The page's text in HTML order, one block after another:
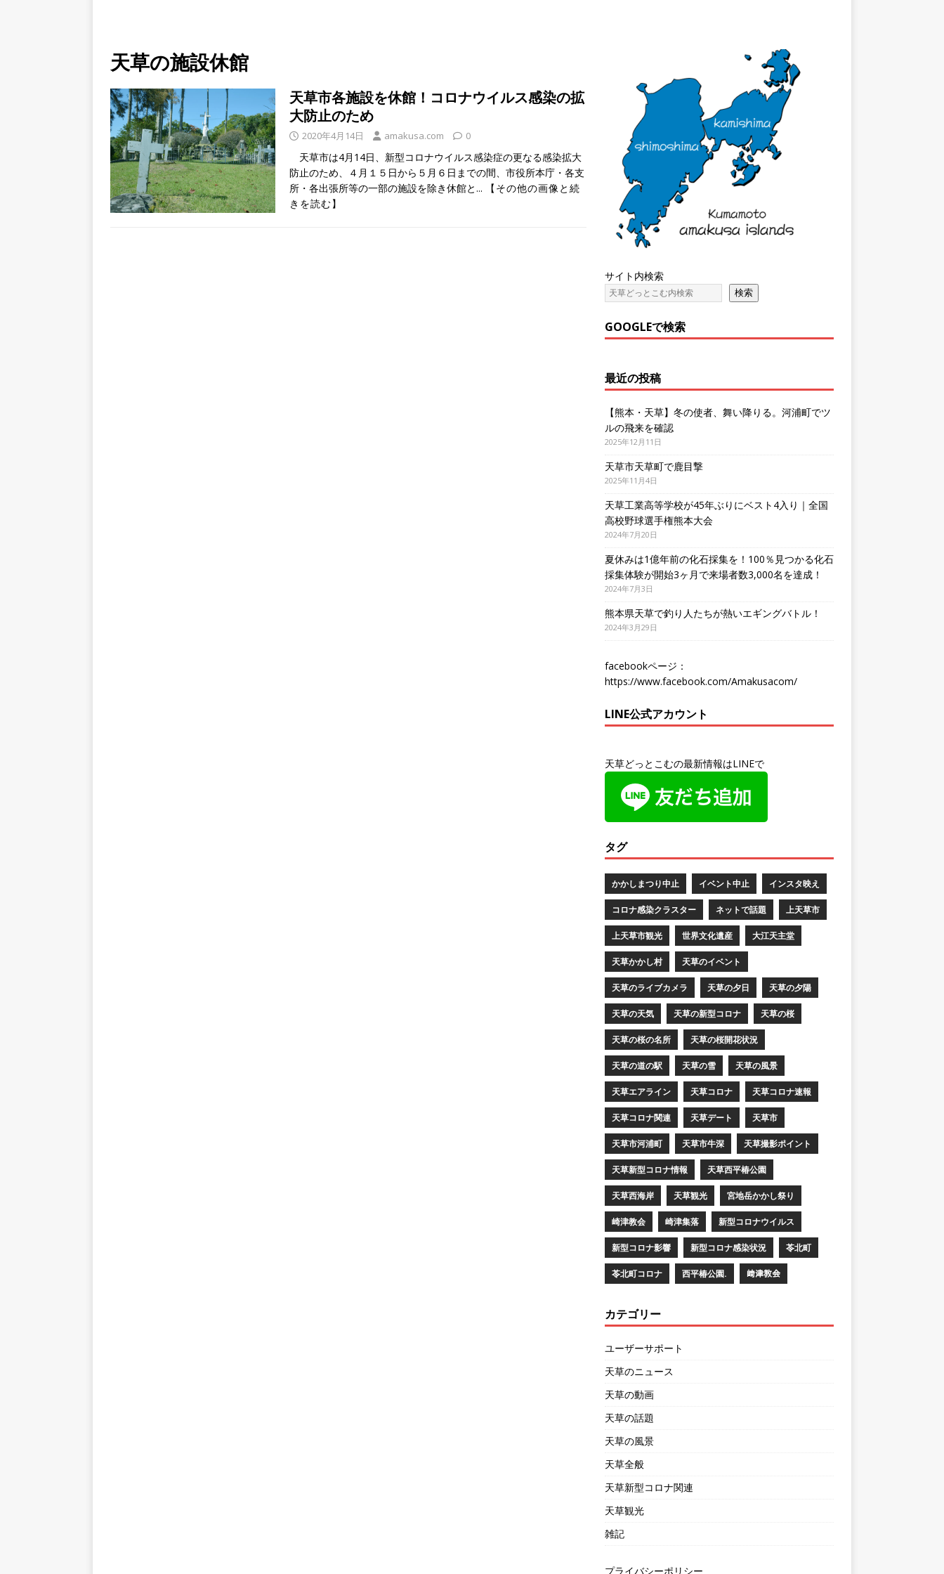
天草の施設休館
天草市各施設を休館！コロナウイルス感染の拡
大防止のため
2020年4月14日 amakusa.com 0
天草市は4月14日、新型コロナウイルス感染症の更なる感染拡大
防止のため、４月１５日から５月６日までの間、市役所本庁・各支
所・各出張所等の一部の施設を除き休館と...
【その他の画像と続
きを読む】
サイト内検索
検索
GOOGLEで検索
最近の投稿
【熊本・天草】冬の使者、舞い降りる。河浦町でツ
ルの飛来を確認
2025年12月11日
天草市天草町で鹿目撃
2025年11月4日
天草工業高等学校が45年ぶりにベスト4入り｜全国
高校野球選手権熊本大会
2024年7月20日
夏休みは1億年前の化石採集を！100％見つかる化石
採集体験が開始3ヶ月で来場者数3,000名を達成！
2024年7月3日
熊本県天草で釣り人たちが熱いエギングバトル！
2024年3月29日
facebookページ：
https://www.facebook.com/Amakusacom/
LINE公式アカウント
天草どっとこむの最新情報はLINEで
タグ
かかしまつり中止 イベント中止 インスタ映え
コロナ感染クラスター ネットで話題 上天草市
上天草市観光 世界文化遺産 大江天主堂
天草かかし村 天草のイベント
天草のライブカメラ 天草の夕日 天草の夕陽
天草の天気 天草の新型コロナ 天草の桜
天草の桜の名所 天草の桜開花状況
天草の道の駅 天草の雪 天草の風景
天草エアライン 天草コロナ 天草コロナ速報
天草コロナ関連 天草デート 天草市
天草市河浦町 天草市牛深 天草撮影ポイント
天草新型コロナ情報 天草西平椿公園
天草西海岸 天草観光 宮地岳かかし祭り
崎津教会 崎津集落 新型コロナウイルス
新型コロナ影響 新型コロナ感染状況 苓北町
苓北町コロナ 西平椿公園. 﨑津教会
カテゴリー
ユーザーサポート
天草のニュース
天草の動画
天草の話題
天草の風景
天草全般
天草新型コロナ関連
天草観光
雑記
プライバシーポリシー